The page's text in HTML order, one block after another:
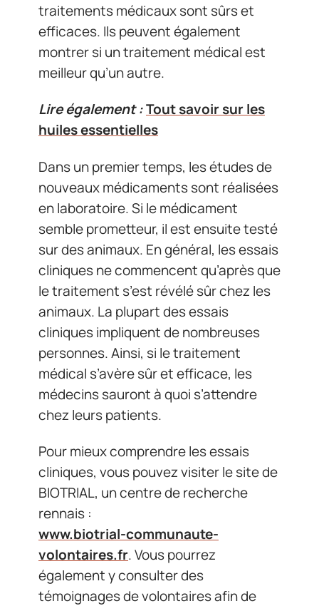
traitements médicaux sont sûrs et
efficaces. Ils peuvent également
montrer si un traitement médical est
meilleur qu’un autre.
Lire également :Tout savoir sur les
huiles essentielles
Dans un premier temps, les études de
nouveaux médicaments sont réalisées
en laboratoire. Si le médicament
semble prometteur, il est ensuite testé
sur des animaux. En général, les essais
cliniques ne commencent qu’après que
le traitement s’est révélé sûr chez les
animaux. La plupart des essais
cliniques impliquent de nombreuses
personnes. Ainsi, si le traitement
médical s’avère sûr et efficace, les
médecins sauront à quoi s’attendre
chez leurs patients.
Pour mieux comprendre les essais
cliniques, vous pouvez visiter le site de
BIOTRIAL, un centre de recherche
rennais :
www.biotrial-communaute-
volontaires.fr. Vous pourrez
également y consulter des
témoignages de volontaires afin de